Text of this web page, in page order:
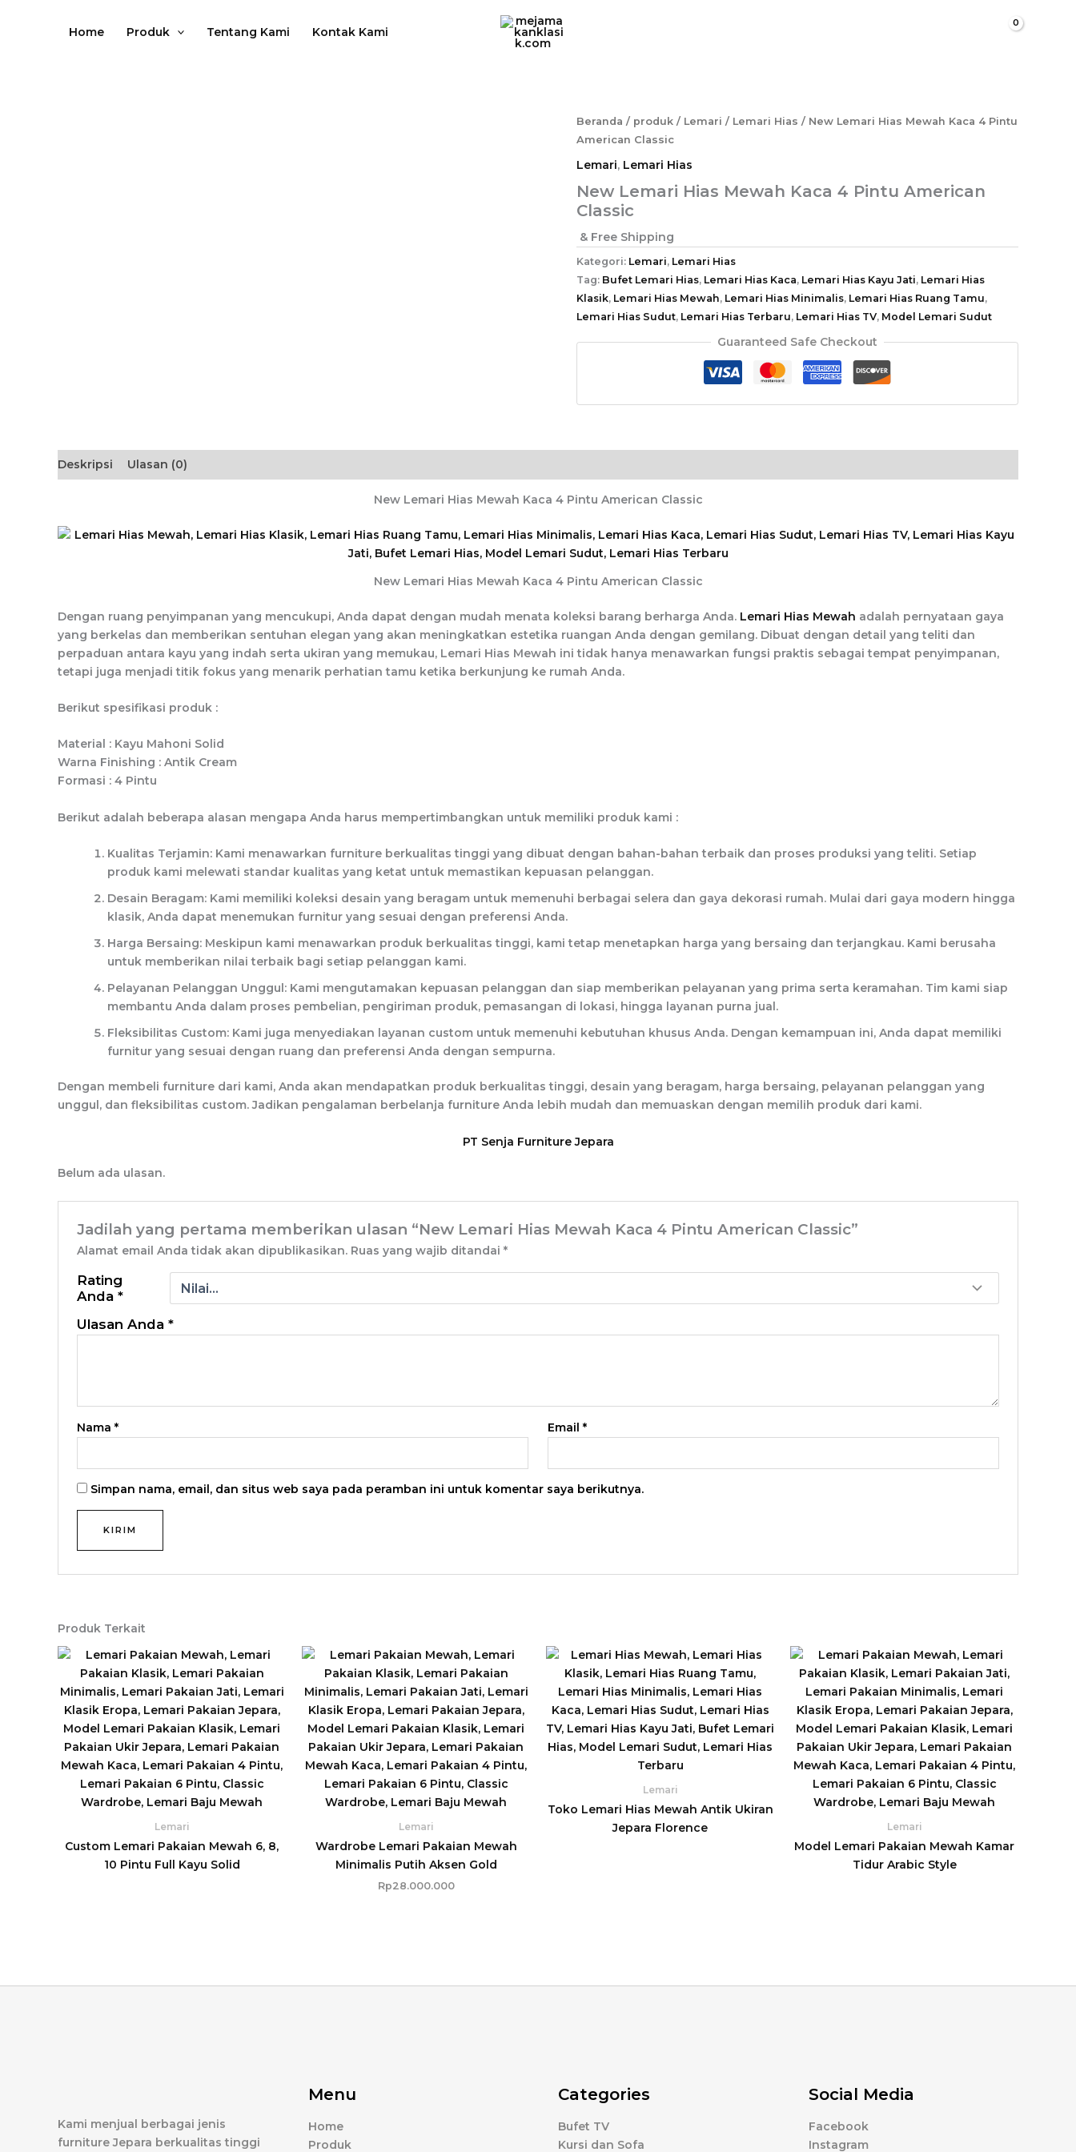
Home Produk Tentang Kami Kontak Kami
Beranda / produk / Lemari / Lemari Hias / New Lemari Hias Mewah Kaca 4 Pintu
American Classic
Lemari, Lemari Hias
New Lemari Hias Mewah Kaca 4 Pintu American
Classic
& Free Shipping
Kategori: Lemari, Lemari Hias
Tag: Bufet Lemari Hias, Lemari Hias Kaca, Lemari Hias Kayu Jati, Lemari Hias
Klasik, Lemari Hias Mewah, Lemari Hias Minimalis, Lemari Hias Ruang Tamu,
Lemari Hias Sudut, Lemari Hias Terbaru, Lemari Hias TV, Model Lemari Sudut
Guaranteed Safe Checkout
Deskripsi Ulasan (0)
New Lemari Hias Mewah Kaca 4 Pintu American Classic
New Lemari Hias Mewah Kaca 4 Pintu American Classic
Dengan ruang penyimpanan yang mencukupi, Anda dapat dengan mudah menata koleksi barang berharga Anda. Lemari Hias Mewah adalah pernyataan gaya
yang berkelas dan memberikan sentuhan elegan yang akan meningkatkan estetika ruangan Anda dengan gemilang. Dibuat dengan detail yang teliti dan
perpaduan antara kayu yang indah serta ukiran yang memukau, Lemari Hias Mewah ini tidak hanya menawarkan fungsi praktis sebagai tempat penyimpanan,
tetapi juga menjadi titik fokus yang menarik perhatian tamu ketika berkunjung ke rumah Anda.
Berikut spesifikasi produk :
Material : Kayu Mahoni Solid
Warna Finishing : Antik Cream
Formasi : 4 Pintu
Berikut adalah beberapa alasan mengapa Anda harus mempertimbangkan untuk memiliki produk kami :
Kualitas Terjamin: Kami menawarkan furniture berkualitas tinggi yang dibuat dengan bahan-bahan terbaik dan proses produksi yang teliti. Setiap
produk kami melewati standar kualitas yang ketat untuk memastikan kepuasan pelanggan.
Desain Beragam: Kami memiliki koleksi desain yang beragam untuk memenuhi berbagai selera dan gaya dekorasi rumah. Mulai dari gaya modern hingga
klasik, Anda dapat menemukan furnitur yang sesuai dengan preferensi Anda.
Harga Bersaing: Meskipun kami menawarkan produk berkualitas tinggi, kami tetap menetapkan harga yang bersaing dan terjangkau. Kami berusaha
untuk memberikan nilai terbaik bagi setiap pelanggan kami.
Pelayanan Pelanggan Unggul: Kami mengutamakan kepuasan pelanggan dan siap memberikan pelayanan yang prima serta keramahan. Tim kami siap
membantu Anda dalam proses pembelian, pengiriman produk, pemasangan di lokasi, hingga layanan purna jual.
Fleksibilitas Custom: Kami juga menyediakan layanan custom untuk memenuhi kebutuhan khusus Anda. Dengan kemampuan ini, Anda dapat memiliki
furnitur yang sesuai dengan ruang dan preferensi Anda dengan sempurna.
Dengan membeli furniture dari kami, Anda akan mendapatkan produk berkualitas tinggi, desain yang beragam, harga bersaing, pelayanan pelanggan yang
unggul, dan fleksibilitas custom. Jadikan pengalaman berbelanja furniture Anda lebih mudah dan memuaskan dengan memilih produk dari kami.
PT Senja Furniture Jepara
Belum ada ulasan.
Jadilah yang pertama memberikan ulasan “New Lemari Hias Mewah Kaca 4 Pintu American Classic”
Alamat email Anda tidak akan dipublikasikan. Ruas yang wajib ditandai*
Rating
Anda*
Ulasan Anda*
Nama* Email *
Simpan nama, email, dan situs web saya pada peramban ini untuk komentar saya berikutnya.
Produk Terkait
Lemari
Custom Lemari Pakaian Mewah 6, 8,
10 Pintu Full Kayu Solid
Lemari
Wardrobe Lemari Pakaian Mewah
Minimalis Putih Aksen Gold
Rp28.000.000
Lemari
Toko Lemari Hias Mewah Antik Ukiran
Jepara Florence
Lemari
Model Lemari Pakaian Mewah Kamar
Tidur Arabic Style
Kami menjual berbagai jenis
furniture Jepara berkualitas tinggi
Menu
Home
Produk
Categories
Bufet TV
Kursi dan Sofa
Social Media
Facebook
Instagram